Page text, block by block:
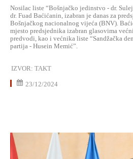
Nosilac liste “Bošnjačko jedinstvo - dr.
dr. Fuad Baćićanin, izabran je danas za
Bošnjačkog nacionalnog vijeća (BNV).
mjesto predsjednika izabran glasovima
predvodi, kao i većnika liste “Sandžačka
partija - Husein Memić”.
IZVOR: TAKT
23/12/2024